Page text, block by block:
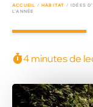
ACCUEIL /HABITAT /IDÉES
L’ANNÉE
4 minutes de